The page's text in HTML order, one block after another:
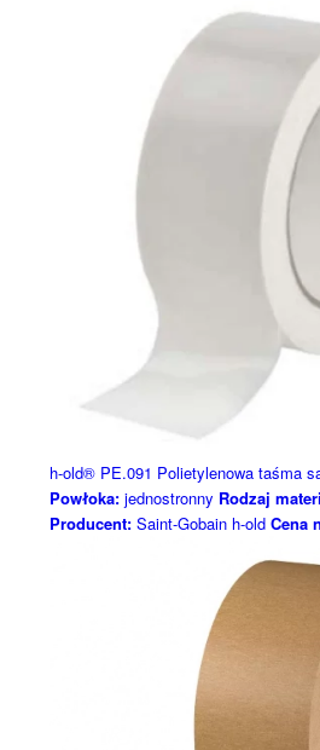
h-old® PE.091 Polietylenowa taśma
Powłoka:jednostronny Rodzaj
Producent:Saint-Gobain h-old Cena